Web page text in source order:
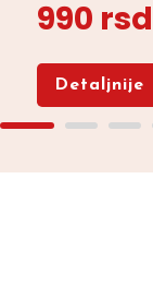
990 rsd
Detaljnije